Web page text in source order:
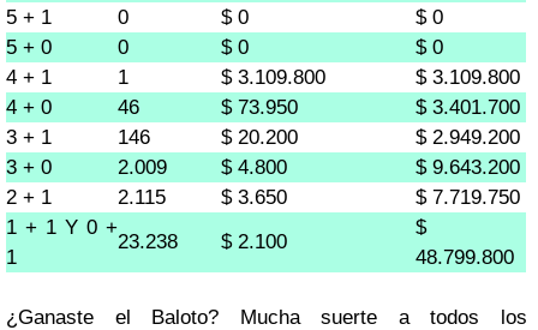
5 + 1
0 $ 0
$ 0
5 + 0
0 $ 0
$ 0
4 + 1
1 $ 3.109.800
$ 3.109.800
4 + 0
46 $ 73.950
$ 3.401.700
3 + 1
146 $ 20.200
$ 2.949.200
3 + 0
2.009 $ 4.800
$ 9.643.200
2 + 1
2.115 $ 3.650
$ 7.719.750
1 + 1 Y 0 +
1
23.238 $ 2.100
$
48.799.800
¿Ganaste el Baloto? Mucha suerte a todos los